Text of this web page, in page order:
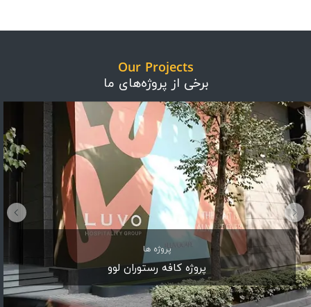
Our Projects
برخی از پروژه‌های ما
پروژه ها
پروژه کافه رستوران لوو